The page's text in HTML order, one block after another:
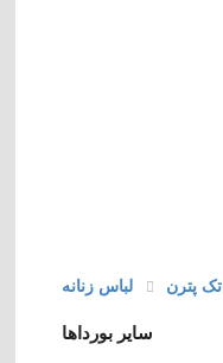
تک پترن لباس زنانه
سایر بورداها